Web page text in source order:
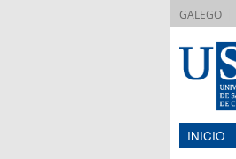
GALEGO
INICIO